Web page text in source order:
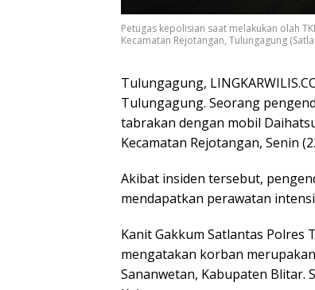
Petugas kepolisian saat melakukan olah
Kecamatan Rejotangan, Tulungagung
Tulungagung,
Tulungagung. Seorang
tabrakan dengan mobil
Kecamatan Rejotangan, Senin
Akibat insiden tersebut,
mendapatkan perawatan
Kanit Gakkum Satlantas Polres
mengatakan korban
Sananwetan, Kabupaten Blitar.